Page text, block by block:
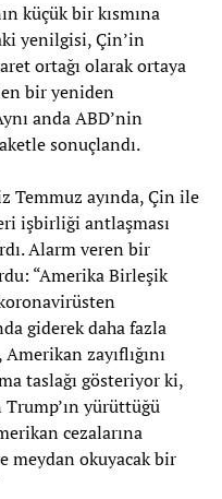
küçük bir kısmına
yenilgisi, Çin’in
ortağı olarak ortaya
bir yeniden
anda ABD’nin
sonuçlandı.
Temmuz ayında, Çin ile
işbirliği antlaşması
Alarm veren bir
“Amerika Birleşik
giderek daha fazla
zayıflığını
taslağı gösteriyor ki,
yürüttüğü
cezalarına
meydan okuyacak bir